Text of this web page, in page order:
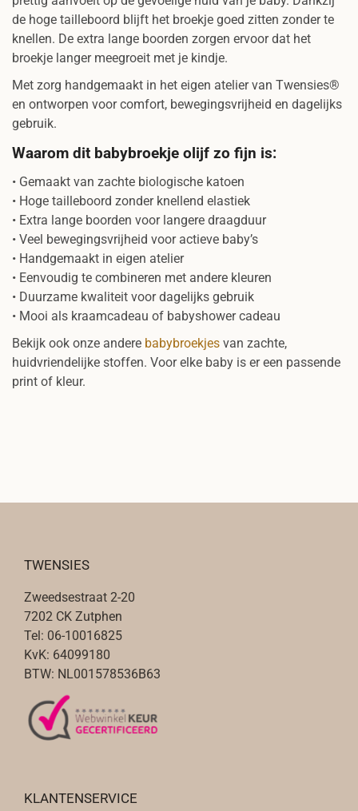
de hoge tailleboord blijft het broekje goed zitten zonder te
knellen. De extra lange boorden zorgen ervoor dat het
broekje langer meegroeit met je kindje.
Met zorg handgemaakt in het eigen atelier van Twensies®
en ontworpen voor comfort, bewegingsvrijheid en dagelijks
gebruik.
Waarom dit babybroekje olijf zo fijn is:
• Gemaakt van zachte biologische katoen
• Hoge tailleboord zonder knellend elastiek
• Extra lange boorden voor langere draagduur
• Veel bewegingsvrijheid voor actieve baby’s
• Handgemaakt in eigen atelier
• Eenvoudig te combineren met andere kleuren
• Duurzame kwaliteit voor dagelijks gebruik
• Mooi als kraamcadeau of babyshower cadeau
Bekijk ook onze andere babybroekjes van zachte,
huidvriendelijke stoffen. Voor elke baby is er een passende
print of kleur.
TWENSIES
Zweedsestraat 2-20
7202 CK Zutphen
Tel: 06-10016825
KvK: 64099180
BTW: NL001578536B63
KLANTENSERVICE